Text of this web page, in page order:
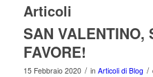
Articoli
SAN VALENTINO,
FAVORE!
15 Febbraio 2020 / in Articoli di Blog /